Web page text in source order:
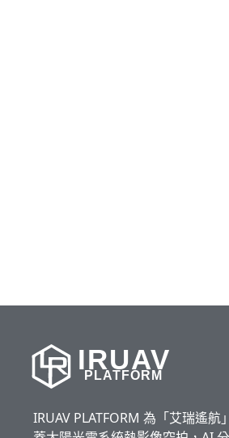
IRUAV
PLATFORM
IRUAV PLATFORM 為「艾瑞遙航